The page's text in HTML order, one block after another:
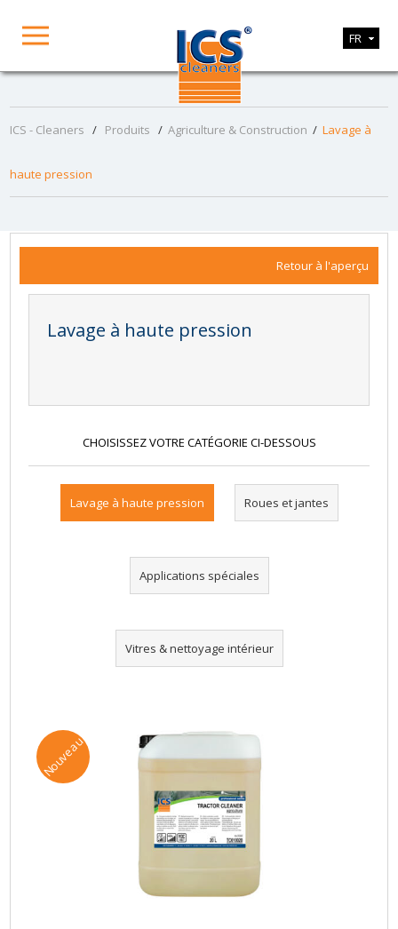
FR
ICS - Cleaners / Produits /Agriculture & Construction /Lavage à
haute pression
Retour à l'aperçu
Lavage à haute pression
CHOISISSEZ VOTRE CATÉGORIE CI-DESSOUS
Lavage à haute pression Roues et jantes
Applications spéciales
Vitres & nettoyage intérieur
Nouveau